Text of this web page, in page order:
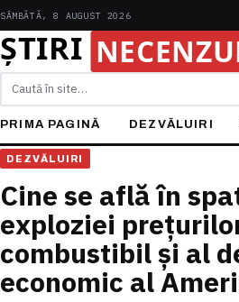
SÂMBĂTĂ, 8 AUGUST 2026
Caută
PRIMA PAGINĂ DEZVĂLUIRI
DEZVĂLUIRI
Cine se află în
exploziei
combustibil și al
economic al